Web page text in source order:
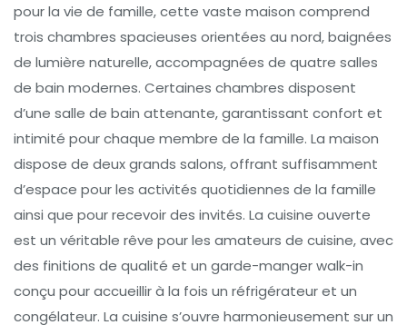
pour la vie de famille, cette vaste maison comprend
trois chambres spacieuses orientées au nord, baignées
de lumière naturelle, accompagnées de quatre salles
de bain modernes. Certaines chambres disposent
d’une salle de bain attenante, garantissant confort et
intimité pour chaque membre de la famille. La maison
dispose de deux grands salons, offrant suffisamment
d’espace pour les activités quotidiennes de la famille
ainsi que pour recevoir des invités. La cuisine ouverte
est un véritable rêve pour les amateurs de cuisine, avec
des finitions de qualité et un garde-manger walk-in
conçu pour accueillir à la fois un réfrigérateur et un
congélateur. La cuisine s’ouvre harmonieusement sur un